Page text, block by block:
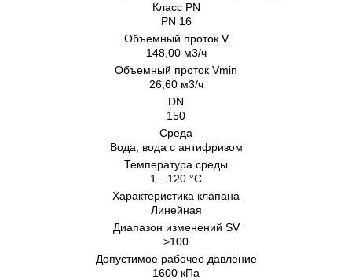
Класс PN
PN 16
Объемный проток V
148,00 м3/ч
Объемный проток Vmin
26,60 м3/ч
DN
150
Cреда
Вода, вода с антифризом
Температура среды
1…120 °C
Характеристика клапана
Линейная
Диапазон изменений SV
>100
Допустимое рабочее давление
1600 кПа